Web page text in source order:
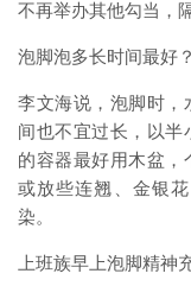
不再举办其他勾当，
泡脚泡多长时间最好？­
李文海说，泡脚时
间也不宜过长，以半
的容器最好用木盆，
或放些连翘、金银
染。­
上班族早上泡脚精神